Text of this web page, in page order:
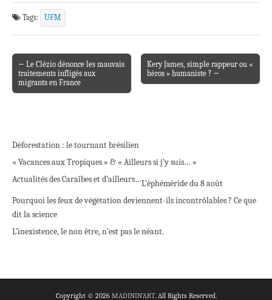
Tags: UFM
Post navigation
← Le Clézio dénonce les mauvais
traitements infligés aux
migrants en France
Kery James, simple rappeur ou «
héros » humaniste ? →
Déforestation : le tournant brésilien
« Vacances aux Tropiques » & « Ailleurs si j’y suis… »
Actualités des Caraïbes et d’ailleurs…L’éphéméride du 8 août
Pourquoi les feux de végétation deviennent-ils incontrôlables ? Ce que
dit la science
L’inexistence, le non être, n’est pas le néant.
Copyright © 2026 MADININ'ART. All Rights Reserved.